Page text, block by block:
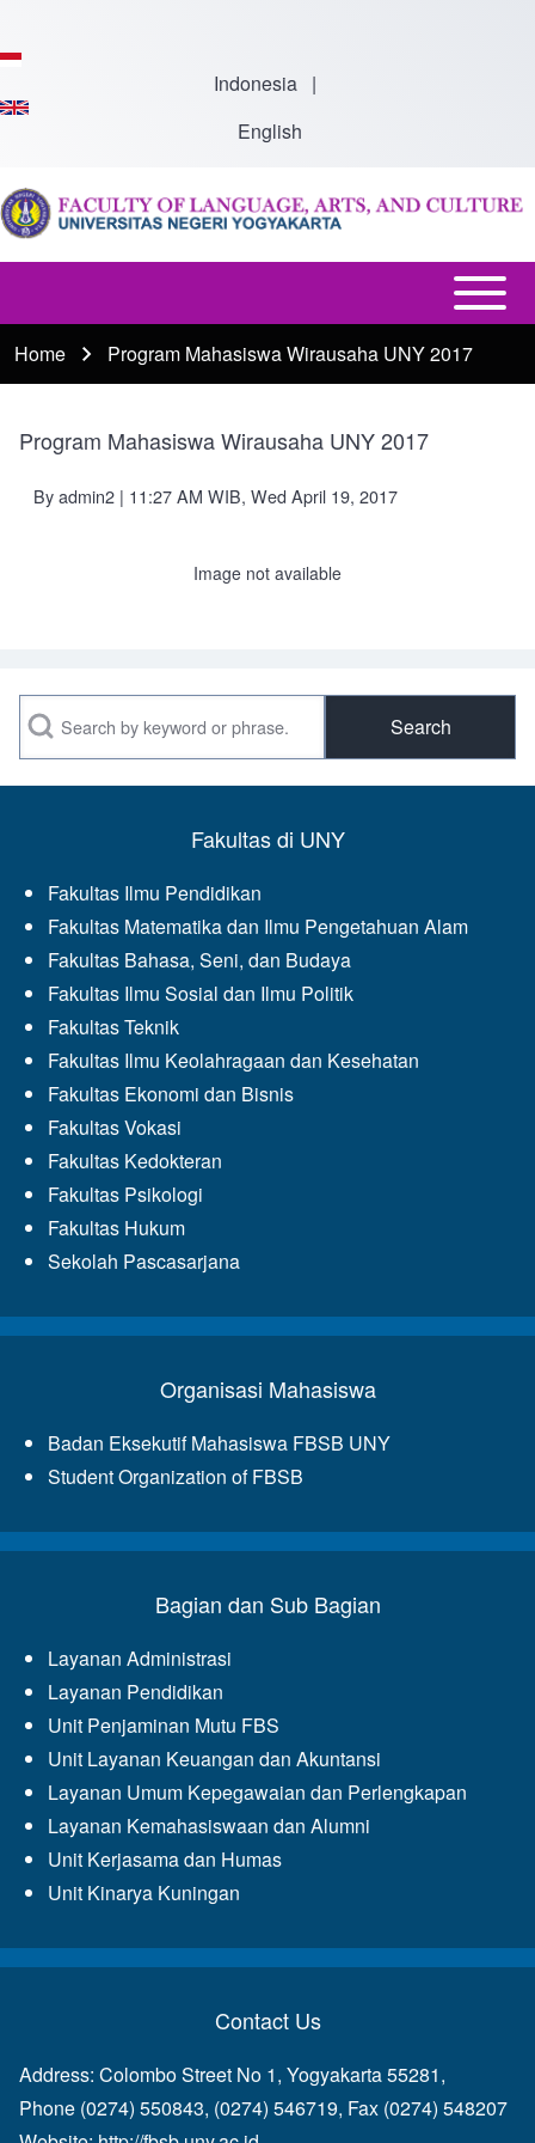
Indonesia |
English
Menu
Open or
Close
horizontal
Breadcrumb
Home Program Mahasiswa Wirausaha UNY 2017
Program Mahasiswa Wirausaha UNY 2017
Byadmin2 | 11:27 AM WIB, Wed April 19, 2017
Image not available
Search
Fakultas di UNY
Fakultas Ilmu Pendidikan
Fakultas Matematika dan Ilmu Pengetahuan Alam
Fakultas Bahasa, Seni, dan Budaya
Fakultas Ilmu Sosial dan Ilmu Politik
Fakultas Teknik
Fakultas Ilmu Keolahragaan dan Kesehatan
Fakultas Ekonomi dan Bisnis
Fakultas Vokasi
Fakultas Kedokteran
Fakultas Psikologi
Fakultas Hukum
Sekolah Pascasarjana
Organisasi Mahasiswa
Badan Eksekutif Mahasiswa FBSB UNY
Student Organization of FBSB
Bagian dan Sub Bagian
Layanan Administrasi
Layanan Pendidikan
Unit Penjaminan Mutu FBS
Unit Layanan Keuangan dan Akuntansi
Layanan Umum Kepegawaian dan Perlengkapan
Layanan Kemahasiswaan dan Alumni
Unit Kerjasama dan Humas
Unit Kinarya Kuningan
Contact Us
Address: Colombo Street No 1, Yogyakarta 55281,
Phone (0274) 550843, (0274) 546719, Fax (0274) 548207